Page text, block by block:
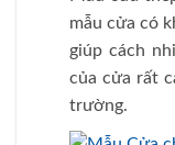
mẫu cửa có
giúp cách
của cửa rất
trường.